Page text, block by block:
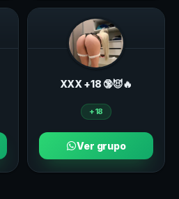
ХXХ +18 🔞😈🔥
+18
Ver grupo